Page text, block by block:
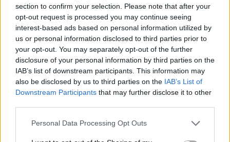
section to confirm your selection. Please note that after your
opt-out request is processed you may continue seeing
interest-based ads based on personal information utilized by
us or personal information disclosed to third parties prior to
your opt-out. You may separately opt-out of the further
disclosure of your personal information by third parties on the
IAB’s list of downstream participants. This information may
also be disclosed by us to third parties on the IAB’s List of
Downstream Participants that may further disclose it to other
Personal Data Processing Opt Outs
Regėjo net sumažėjusias kainas
Portalų „Priejūros.lt“ ir „Prieežero.lt“ vadovo
Lauryno Šertvyčiaus teigimu, poilsiautojų
skaičius šią vasarą panašus į 2019 m. ir
ankstesnius metus – situacija sugrįžo į
priešpandeminį lygį. Atostogautojų Lietuvos
pajūryje yra kiek sumažėję dėl paprasčiausių